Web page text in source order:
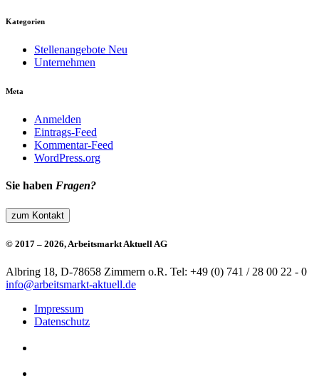
Kategorien
Stellenangebote Neu
Unternehmen
Meta
Anmelden
Eintrags-Feed
Kommentar-Feed
WordPress.org
Sie haben Fragen?
zum Kontakt
© 2017 – 2026, Arbeitsmarkt Aktuell AG
Albring 18, D-78658 Zimmern o.R. Tel: +49 (0) 741 / 28 00 22 - 0
info@arbeitsmarkt-aktuell.de
Impressum
Datenschutz